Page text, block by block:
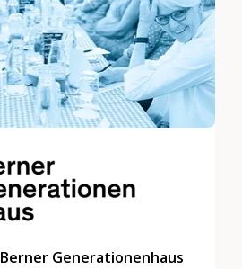
Berner Generationenhaus